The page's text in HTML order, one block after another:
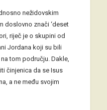
nežidovskim
doslovno znači ‘deset
riječ je o skupini od
Jordana koji su bili
tom području. Dakle,
činjenica da se Isus
a ne među svojim